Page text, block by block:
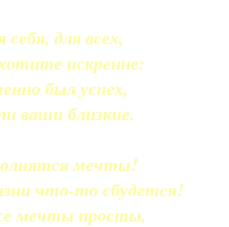
для всех,
искренне:
был успех,
ваши близкие.
мечты!
что-то сбудется!
мечты просты,